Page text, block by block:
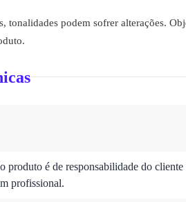
tonalidades podem sofrer alterações.
produto é de responsabilidade do cliente
profissional.